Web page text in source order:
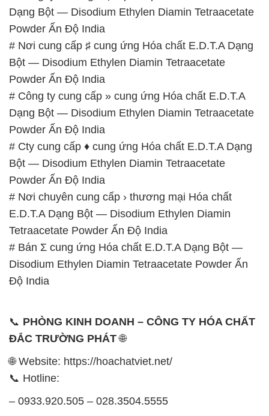
📞 Hotline:
– 0933.920.505 – 028.3504.5555
– 028.3756.1835 – 028.3756.1840 –
028.3756.1841- 028.3756.1842
– 0932.660.696 – 0901.326.566 – 0906.387.866 –
0902.765.866
📧 Email: hoachat@dactruongphat.vn
GIỜ LÀM VIỆC TẠI CÔNG TY HÓA CHẤT ĐẮC
TRƯỜNG PHÁT
Thời gian làm việctại Hóa Chất Đắc Trường Phát
được tổ chức như sau:
Thứ 2 đến thứ 6: Buổi sáng: từ 8h đến 11h – Buổi
chiều: từ 12h30 đến 17h
Thứ 7: Buổi sáng: từ 8h đến 11h – Buổi chiều: từ
Chủ nhật: Nghỉ chủ nhật hàng tuần
Chúng tôi rất trân trọng thời gian và cam kết tuân
thủ giờ làm việc để đảm bảo sự hỗ trợ tốt nhất cho
khách hàng và đảm bảo hiệu suất công việc cao